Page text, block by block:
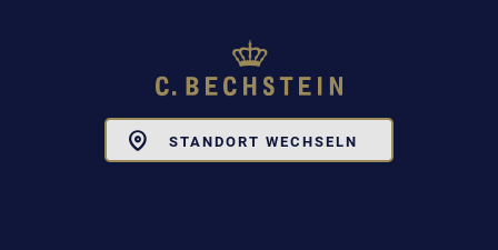
STANDORT WECHSELN